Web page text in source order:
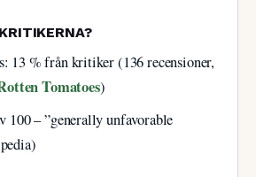
13 % från kritiker (136 recensioner,
Tomatoes)
100 – ”generally unfavorable